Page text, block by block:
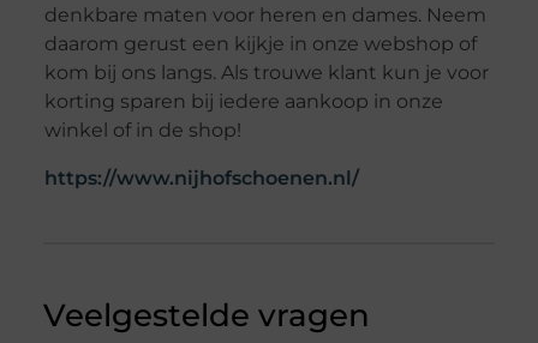
denkbare maten voor heren en dames. Neem
daarom gerust een kijkje in onze webshop of
kom bij ons langs. Als trouwe klant kun je voor
korting sparen bij iedere aankoop in onze
winkel of in de shop!
https://www.nijhofschoenen.nl/
Veelgestelde vragen